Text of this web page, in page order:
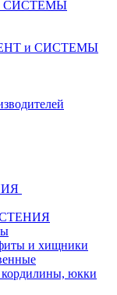
СИСТЕМЫ
и СИСТЕМЫ
и хищники
юкки